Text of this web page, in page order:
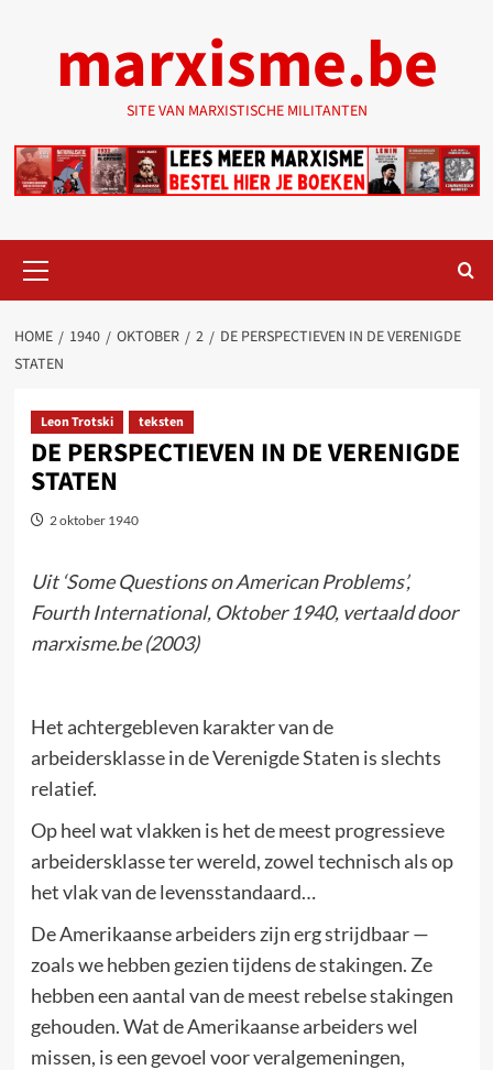
marxisme.be
SITE VAN MARXISTISCHE MILITANTEN
menu
HOME 1940 OKTOBER 2
DE PERSPECTIEVEN IN DE VERENIGDE
STATEN
Leon Trotski teksten
DE PERSPECTIEVEN IN DE VERENIGDE
STATEN
2 oktober 1940
Uit ‘Some Questions on American Problems’,
Fourth International, Oktober 1940, vertaald door
marxisme.be (2003)
Het achtergebleven karakter van de
arbeidersklasse in de Verenigde Staten is slechts
relatief.
Op heel wat vlakken is het de meest progressieve
arbeidersklasse ter wereld, zowel technisch als op
het vlak van de levensstandaard…
De Amerikaanse arbeiders zijn erg strijdbaar —
zoals we hebben gezien tijdens de stakingen. Ze
hebben een aantal van de meest rebelse stakingen
gehouden. Wat de Amerikaanse arbeiders wel
missen, is een gevoel voor veralgemeningen,